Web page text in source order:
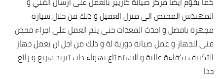
المهندس المختص الى منزل العميل و ذلك من خلال سيارة
مجهزة بافضل و احدث المعدات حتى يتم العمل على اجراء فحص
فنى للجهاز و عمل صيانة دورية لة و ذلك من اجل ان يعمل جهاز
التكييف بكفاءة عالية و الاستمتاع بهواء ذات تبريد سريع و رائع
جدا .